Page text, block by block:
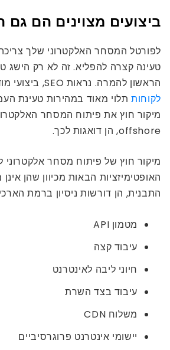
ביצועים מצוינים הם גם
לפורטל המסחר האלקטרוני שלך
טעינה קצרה להפליא. זה לא רק הישג
הראשון להמרה. נראות SEO, ביצועי מודעות ו
לקוחותתלוי מאוד במהירות טעינת
מיקור חוץ את פיתוח המסחר
offshore, הן דואגות לכך.
מיקור חוץ של פיתוח מסחר
האופטימיזציות הבאות מכיוון שהן
התבנית, הן דורשות ניסיון ברמת
מטמון API
עיבוד קצה
חיוני ליבה לאינטרנט
עיבוד בצד השרת
משלוח CDN
יישומי אינטרנט פרוגרסיביים